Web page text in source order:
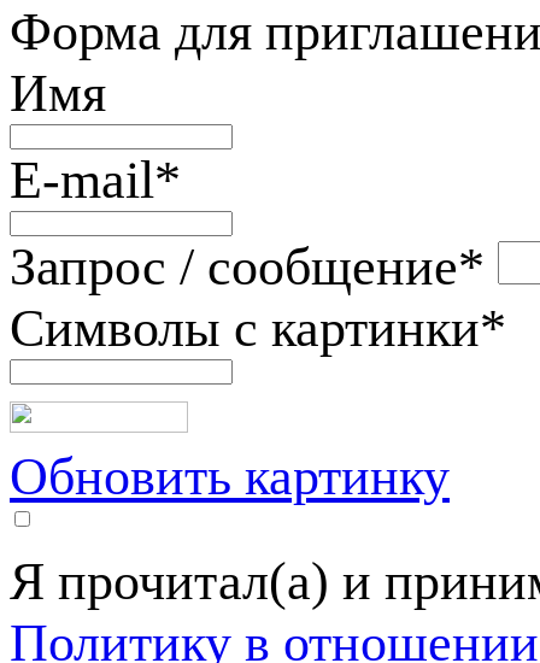
Форма для
Имя
E-mail*
Запрос / сообщение*
Символы с картинки*
Обновить картинку
Я прочитал(а) и
Политику в